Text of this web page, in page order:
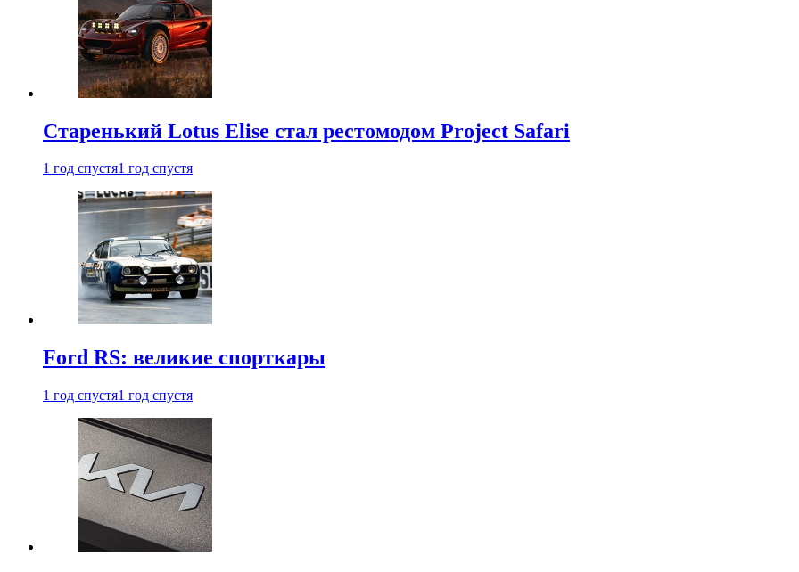
Старенький Lotus Elise стал рестомодом Project Safari
1 год спустя1 год спустя
Ford RS: великие спорткары
1 год спустя1 год спустя